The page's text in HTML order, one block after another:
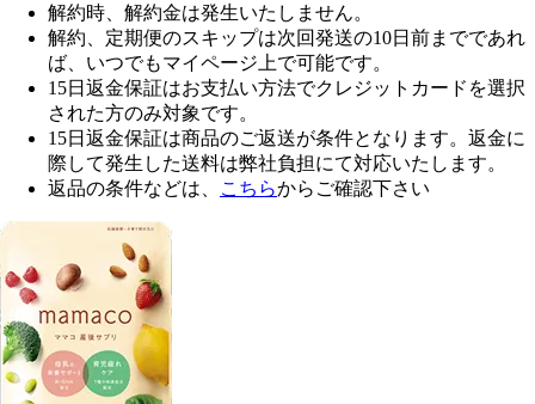
解約時、解約金は発生いたしません。
解約、定期便のスキップは次回発送の10日前までであれ
ば、いつでもマイページ上で可能です。
15日返金保証はお支払い方法でクレジットカードを選択
された方のみ対象です。
15日返金保証は商品のご返送が条件となります。返金に
際して発生した送料は弊社負担にて対応いたします。
返品の条件などは、
こちらからご確認下さい